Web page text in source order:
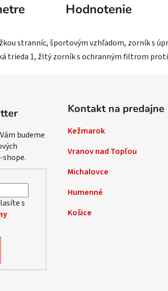
Hodnotenie
stranníc, športovým vzhľadom, zorník s
trieda 1, žltý zorník s ochranným filtrom proti
budeme
s
Kontakt na predajne
Kežmarok
Vranov nad Topľou
Michalovce
Humenné
Košice